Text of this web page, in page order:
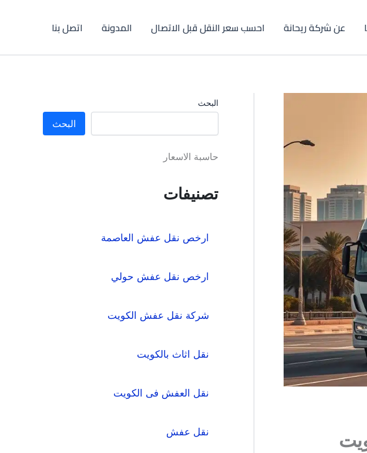
عن شركة ريحانة احسب سعر النقل قبل الاتصال المدونة اتصل بنا
البحث
البحث
حاسبة الاسعار
تصنيفات
ارخص نقل عفش العاصمة
ارخص نقل عفش حولي
شركة نقل عفش الكويت
نقل اثاث بالكويت
نقل العفش فى الكويت
نقل عفش